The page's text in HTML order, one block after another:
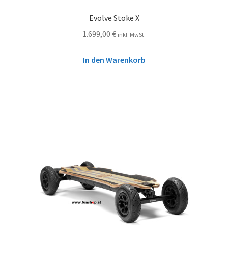
Evolve Stoke X
1.699,00 € inkl. MwSt.
In den Warenkorb